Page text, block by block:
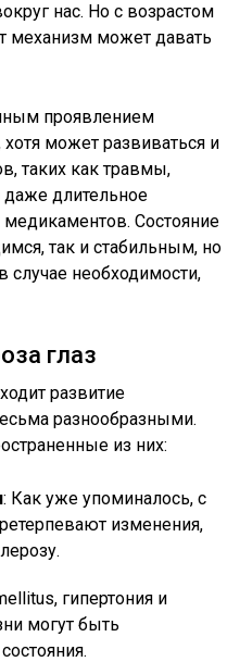
нас. Но с возрастом
механизм может давать
проявлением
может развиваться и
таких как травмы,
длительное
Состояние
так и стабильным, но
случае необходимости,
глаз
развитие
разнообразными.
из них:
: Как уже упоминалось, с
изменения,
гипертония и
могут быть